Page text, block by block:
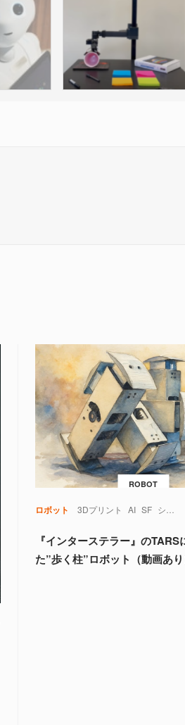
ROBOT
ロボット 3Dプリント AI SF シミュレーション
『インターステラー』のTARS
た”歩く柱”ロボット（動画あり